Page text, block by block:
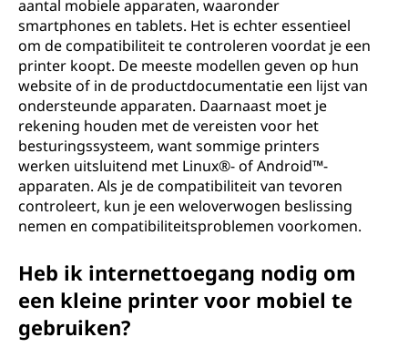
aantal mobiele apparaten, waaronder
smartphones en tablets. Het is echter essentieel
om de compatibiliteit te controleren voordat je een
printer koopt. De meeste modellen geven op hun
website of in de productdocumentatie een lijst van
ondersteunde apparaten. Daarnaast moet je
rekening houden met de vereisten voor het
besturingssysteem, want sommige printers
werken uitsluitend met Linux®- of Android™-
apparaten. Als je de compatibiliteit van tevoren
controleert, kun je een weloverwogen beslissing
nemen en compatibiliteitsproblemen voorkomen.
Heb ik internettoegang nodig om
een kleine printer voor mobiel te
gebruiken?